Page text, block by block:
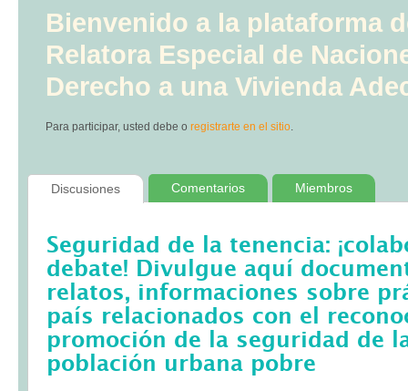
Bienvenido a la plataforma
Relatora Especial de
Derecho a una Vivienda
Para participar, usted debe o registrarte en el sitio.
Discusiones Comentarios Miembros
Seguridad de la tenencia:
debate! Divulgue aquí
relatos, informaciones sobre
país relacionados con el
promoción de la seguridad de
población urbana pobre